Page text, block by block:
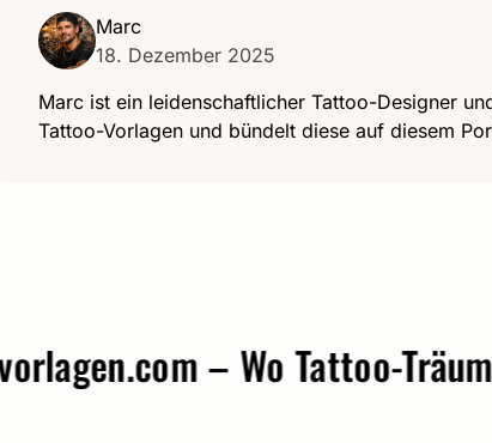
Marc
18. Dezember 2025
Marc ist ein leidenschaftlicher Tattoo-Designer
Tattoo-Vorlagen und bündelt diese auf diesem
– Wo Tattoo-Träume